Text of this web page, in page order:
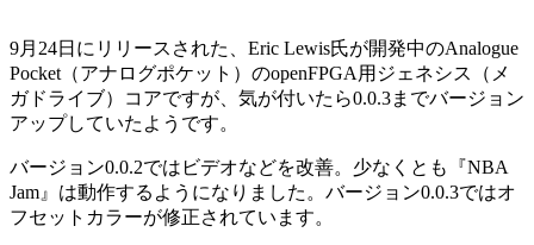
9月24日にリリースされた、Eric Lewis氏が開発中のAnalogue
Pocket（アナログポケット）のopenFPGA用ジェネシス（メ
ガドライブ）コアですが、気が付いたら0.0.3までバージョン
アップしていたようです。
バージョン0.0.2ではビデオなどを改善。少なくとも『NBA
Jam』は動作するようになりました。バージョン0.0.3ではオ
フセットカラーが修正されています。